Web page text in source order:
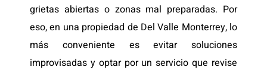
grietas abiertas o zonas mal preparadas. Por
eso, en una propiedad de Del Valle Monterrey, lo
más conveniente es evitar soluciones
improvisadas y optar por un servicio que revise